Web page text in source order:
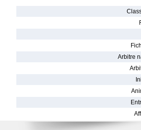
Arbitre